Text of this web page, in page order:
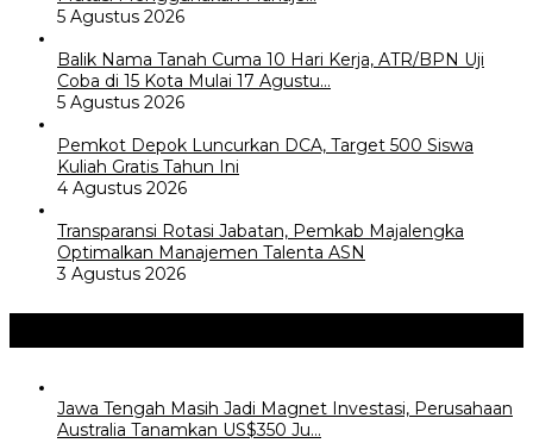
5 Agustus 2026
Balik Nama Tanah Cuma 10 Hari Kerja, ATR/BPN Uji
Coba di 15 Kota Mulai 17 Agustu…
5 Agustus 2026
Pemkot Depok Luncurkan DCA, Target 500 Siswa
Kuliah Gratis Tahun Ini
4 Agustus 2026
Transparansi Rotasi Jabatan, Pemkab Majalengka
Optimalkan Manajemen Talenta ASN
3 Agustus 2026
Jawa Tengah Masih Jadi Magnet Investasi, Perusahaan
Australia Tanamkan US$350 Ju…